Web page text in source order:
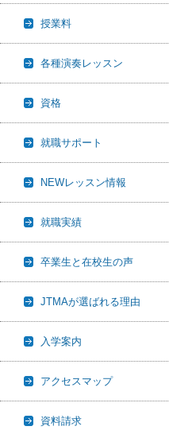
授業料
各種演奏レッスン
資格
就職サポート
NEWレッスン情報
就職実績
卒業生と在校生の声
JTMAが選ばれる理由
入学案内
アクセスマップ
資料請求